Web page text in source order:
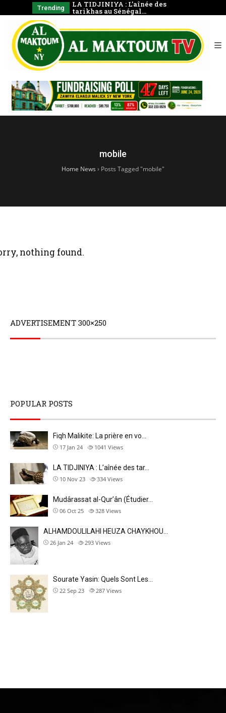
Trending
prière en LA TIDJINIYA : L’aînée des
tarikhas au Sénégal…
mobile
Home News › Posts Tagged "mobile"
nothing found.
ADVERTISEMENT 300×250
POPULAR POSTS
Fiqh Malikite: La prière en vo…
17 Jan 24 1041 Views
LA TIDJINIYA : L’aînée des tar…
10 Nov 23 334 Views
Mudârassat al-Qurʼân (Étudier…
06 Oct 25 328 Views
ALHAMDOULILAHI HEUZA CHAYKHOU…
26 Jan 24 293 Views
Sourate Yasin: Quels Sont Les…
22 Sep 23 287 Views